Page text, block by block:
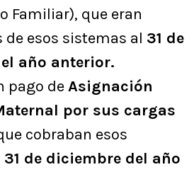
Familiar), que eran
esos sistemas al 31 de
año anterior.
pago deAsignación
por sus cargas
cobraban esos
31 de diciembre del año